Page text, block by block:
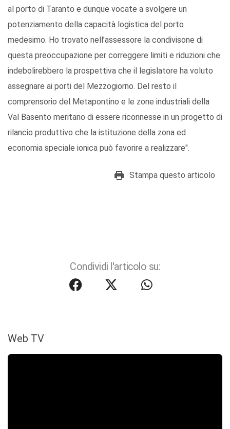
al porto di Taranto e dunque vocate a svolgere un
potenziamento della capacità logistica del porto
medesimo. Ho trovato nell’assessore la condivisone di
questa preoccupazione per correggere limiti e riduzioni che
indebolirebbero la prospettiva che il legislatore ha voluto
assegnare ai porti del Mezzogiorno. Del resto il
comprensorio del Metapontino e le zone industriali della
Val Basento meritano di essere riconnesse in un progetto di
rilancio produttivo che la istituzione della zona ed
economia speciale ionica può favorire a realizzare".
Stampa questo articolo
Condividi l'articolo su:
Web TV